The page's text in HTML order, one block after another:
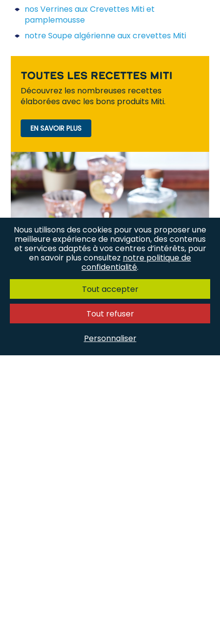
nos Verrines aux Crevettes Miti et
pamplemousse
notre Soupe algérienne aux crevettes Miti
Toutes les recettes Miti
Découvrez les nombreuses recettes
élaborées avec les bons produits Miti.
EN SAVOIR PLUS
Nous utilisons des cookies pour vous proposer une
meilleure expérience de navigation, des contenus
et services adaptés à vos centres d’intérêts, pour
en savoir plus consultez notre politique de
confidentialité.
Tout accepter
Tout refuser
Personnaliser